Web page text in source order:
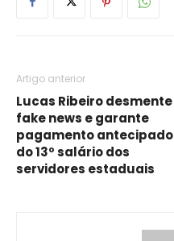
Artigo anterior
Lucas Ribeiro desmente
fake news e garante
pagamento antecipado
do 13º salário dos
servidores estaduais